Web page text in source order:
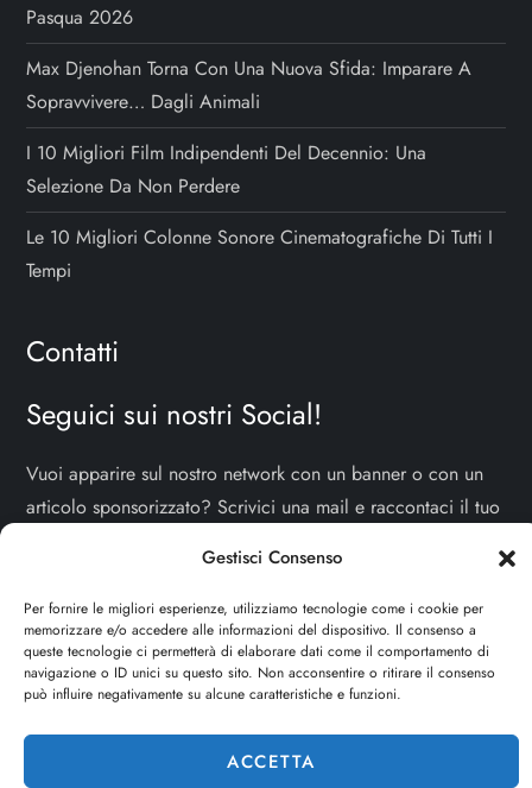
Gestisci Consenso
Per fornire le migliori esperienze, utilizziamo tecnologie come i cookie per
memorizzare e/o accedere alle informazioni del dispositivo. Il consenso a
queste tecnologie ci permetterà di elaborare dati come il comportamento di
navigazione o ID unici su questo sito. Non acconsentire o ritirare il consenso
può influire negativamente su alcune caratteristiche e funzioni.
ACCETTA
Pasqua 2026
Max Djenohan Torna Con Una Nuova Sfida: Imparare A
Sopravvivere… Dagli Animali
I 10 Migliori Film Indipendenti Del Decennio: Una
Selezione Da Non Perdere
Le 10 Migliori Colonne Sonore Cinematografiche Di Tutti I
Tempi
Contatti
Seguici sui nostri Social!
Vuoi apparire sul nostro network con un banner o con un
articolo sponsorizzato? Scrivici una mail e raccontaci il tuo
info e contatti: staff@dojoblog.it
dojouomo.it è un progetto facente parte del network
dojoblog.it di proprietà dellaReadMore ADV